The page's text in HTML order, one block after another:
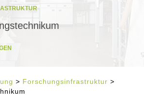
> Forschungsinfrastruktur >